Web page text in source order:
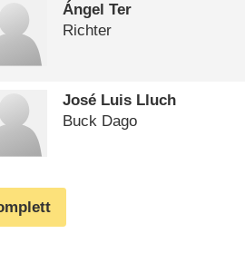
Ángel Ter
Richter
José Luis Lluch
Buck Dago